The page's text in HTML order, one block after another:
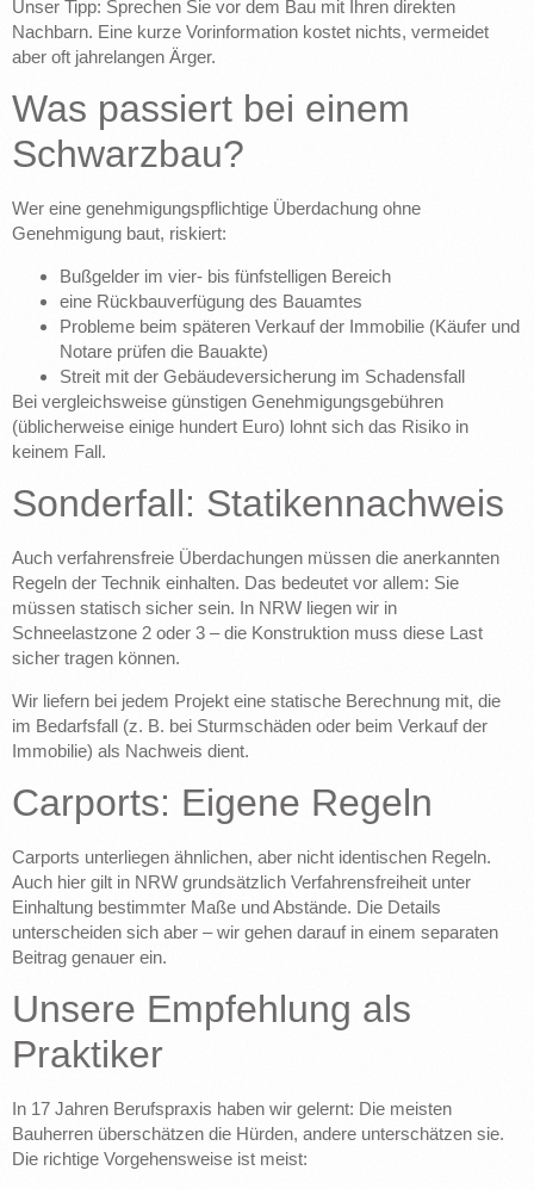
Unser Tipp: Sprechen Sie vor dem Bau mit Ihren direkten
Nachbarn. Eine kurze Vorinformation kostet nichts, vermeidet
aber oft jahrelangen Ärger.
Was passiert bei einem
Schwarzbau?
Wer eine genehmigungspflichtige Überdachung ohne
Genehmigung baut, riskiert:
Bußgelder im vier- bis fünfstelligen Bereich
eine Rückbauverfügung des Bauamtes
Probleme beim späteren Verkauf der Immobilie (Käufer und
Notare prüfen die Bauakte)
Streit mit der Gebäudeversicherung im Schadensfall
Bei vergleichsweise günstigen Genehmigungsgebühren
(üblicherweise einige hundert Euro) lohnt sich das Risiko in
keinem Fall.
Sonderfall: Statikennachweis
Auch verfahrensfreie Überdachungen müssen die anerkannten
Regeln der Technik einhalten. Das bedeutet vor allem: Sie
müssen statisch sicher sein. In NRW liegen wir in
Schneelastzone 2 oder 3 – die Konstruktion muss diese Last
sicher tragen können.
Wir liefern bei jedem Projekt eine statische Berechnung mit, die
im Bedarfsfall (z. B. bei Sturmschäden oder beim Verkauf der
Immobilie) als Nachweis dient.
Carports: Eigene Regeln
Carports unterliegen ähnlichen, aber nicht identischen Regeln.
Auch hier gilt in NRW grundsätzlich Verfahrensfreiheit unter
Einhaltung bestimmter Maße und Abstände. Die Details
unterscheiden sich aber – wir gehen darauf in einem separaten
Beitrag genauer ein.
Unsere Empfehlung als
Praktiker
In 17 Jahren Berufspraxis haben wir gelernt: Die meisten
Bauherren überschätzen die Hürden, andere unterschätzen sie.
Die richtige Vorgehensweise ist meist: